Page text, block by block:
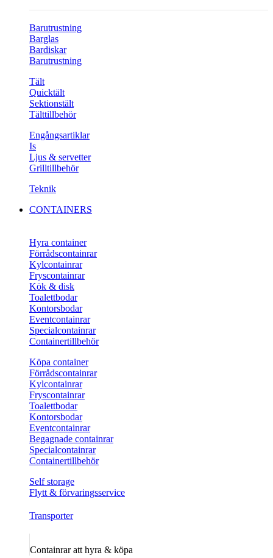
Barutrustning
Barglas
Bardiskar
Barutrustning
Tält
Quicktält
Sektionstält
Tälttillbehör
Engångsartiklar
Is
Ljus & servetter
Grilltillbehör
Teknik
CONTAINERS
Hyra container
Förrådscontainrar
Kylcontainrar
Fryscontainrar
Kök & disk
Toalettbodar
Kontorsbodar
Eventcontainrar
Specialcontainrar
Containertillbehör
Köpa container
Förrådscontainrar
Kylcontainrar
Fryscontainrar
Toalettbodar
Kontorsbodar
Eventcontainrar
Begagnade containrar
Specialcontainrar
Containertillbehör
Self storage
Flytt & förvaringsservice
Transporter
Containrar att hyra & köpa